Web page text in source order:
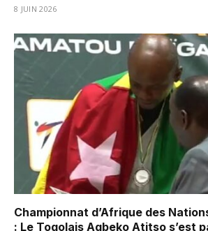
8 JUIN 2026
Championnat d’Afrique des
: Le Togolais Agbeko Atitso s’est